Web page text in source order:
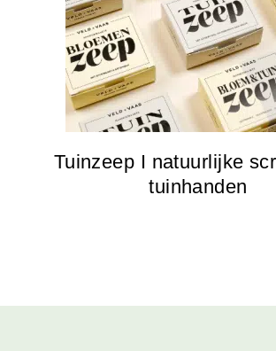
Tuinzeep I natuurlijke
tuinhanden